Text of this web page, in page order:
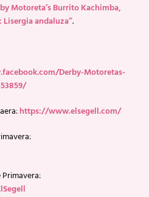
Motoreta’s Burrito Kachimba,
Lisergia andaluza”.
Derby-Motoretas-
https://www.elsegell.com/